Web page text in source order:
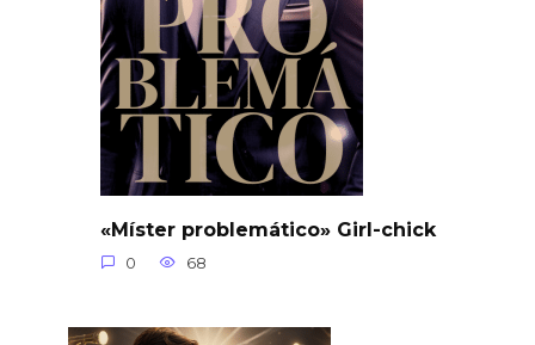
«Míster problemático» Girl-chick
0 68